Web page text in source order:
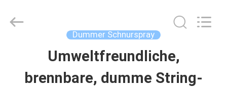
STARTSEITE
Fine
Dummer Schnurspray
Umweltfreundliche,
brennbare, dumme String-